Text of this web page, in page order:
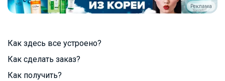
Реклама
Как здесь все устроено?
Как сделать заказ?
Как получить?